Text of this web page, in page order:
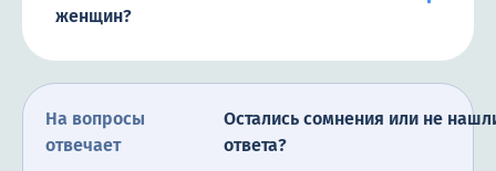
женщин?
На вопросы
отвечает
Остались сомнения или не
ответа?